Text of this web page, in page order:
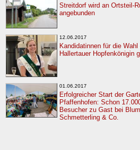
Streitdorf wird an Ortsteil-
angebunden
12.06.2017
Kandidatinnen für die Wahl
Hallertauer Hopfenkönigin
01.06.2017
Erfolgreicher Start der
Pfaffenhofen: Schon
Besucher zu Gast bei
Schmetterling & Co.